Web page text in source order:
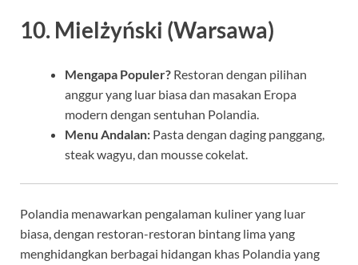
10. Mielżyński (Warsawa)
Mengapa Populer? Restoran dengan pilihan
anggur yang luar biasa dan masakan Eropa
modern dengan sentuhan Polandia.
Menu Andalan: Pasta dengan daging panggang,
steak wagyu, dan mousse cokelat.
Polandia menawarkan pengalaman kuliner yang luar
biasa, dengan restoran-restoran bintang lima yang
menghidangkan berbagai hidangan khas Polandia yang